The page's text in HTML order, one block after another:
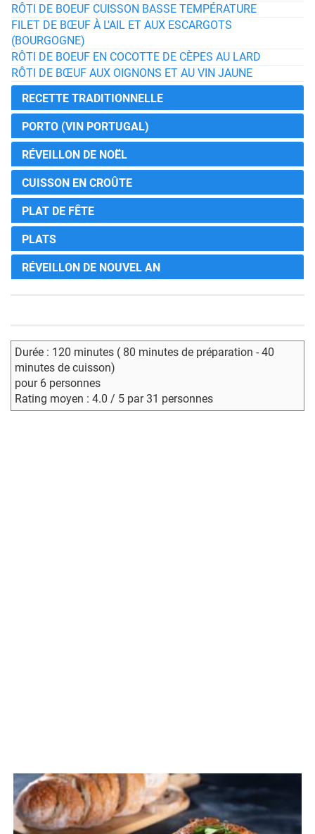
RÔTI DE BOEUF CUISSON BASSE TEMPÉRATURE
FILET DE BŒUF À L'AIL ET AUX ESCARGOTS
(BOURGOGNE)
RÔTI DE BOEUF EN COCOTTE DE CÈPES AU LARD
RÔTI DE BŒUF AUX OIGNONS ET AU VIN JAUNE
RECETTE TRADITIONNELLE
PORTO (VIN PORTUGAL)
RÉVEILLON DE NOËL
CUISSON EN CROÛTE
PLAT DE FÊTE
PLATS
RÉVEILLON DE NOUVEL AN
Durée : 120 minutes ( 80 minutes de préparation - 40
minutes de cuisson)
pour 6 personnes
Rating moyen : 4.0 / 5 par 31 personnes